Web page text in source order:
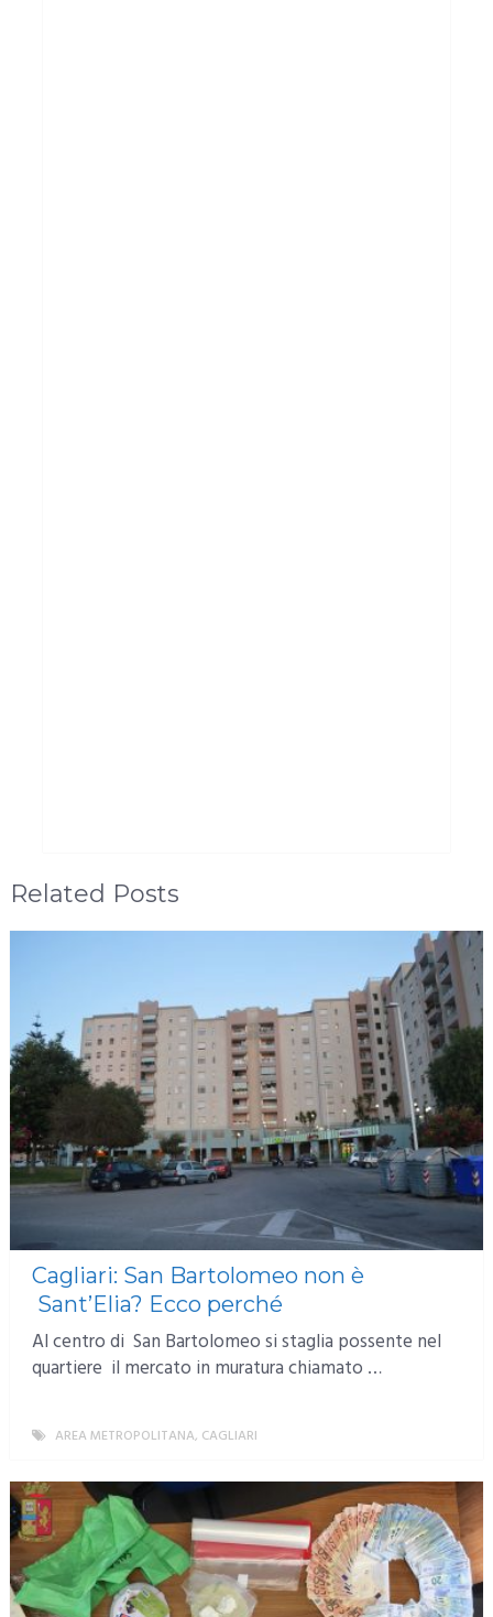
Related Posts
Cagliari: San Bartolomeo non è
Sant’Elia? Ecco perché
Al centro di San Bartolomeo si staglia possente nel
quartiere il mercato in muratura chiamato …
AREA METROPOLITANA, CAGLIARI